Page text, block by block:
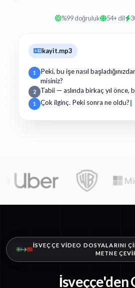
%99 doğruluk 54+ dil
kayit.mp3
1
Peki, bu işe nasıl
misiniz?
2 Tabii — aslında birkaç yıl önce,
1 Çok ilginç. Peki sonra ne oldu?
İSVEÇÇE VIDEO DOSYALARINI
METNE
İsveççe'den